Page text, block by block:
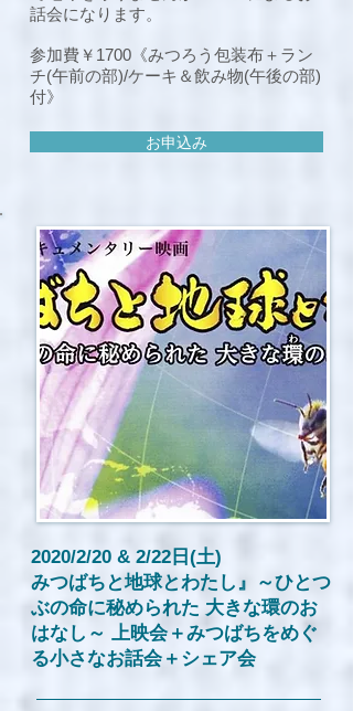
話会になります。
参加費￥1700《みつろう包装布＋ラン
チ(午前の部)/ケーキ＆飲み物(午後の部)
付》
お申込み
2020/2/20 & 2/22日(土)
みつばちと地球とわたし』～ひとつ
ぶの命に秘められた 大きな環のお
はなし～ 上映会＋みつばちをめぐ
る小さなお話会＋シェア会